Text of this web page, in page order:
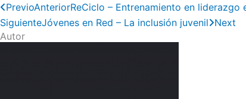
PrevioAnteriorReCiclo – Entrenamiento en liderazgo
SiguienteJóvenes en Red – La inclusión juvenil Next
Autor